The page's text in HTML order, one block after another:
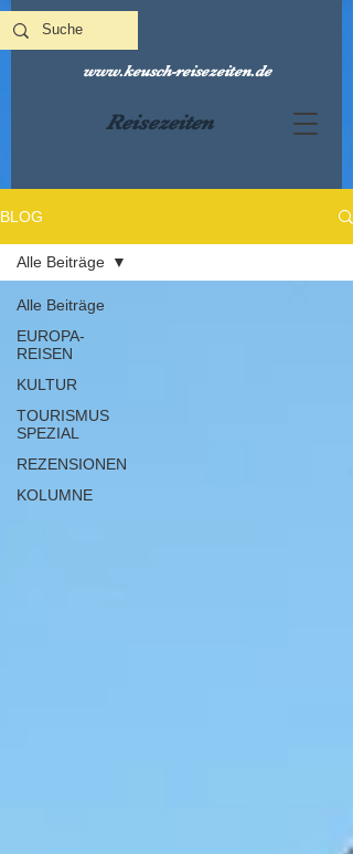
Reisezeiten
www.keusch-reisezeiten.de
BLOG
Alle Beiträge
EUROPA-
REISEN
KULTUR
TOURISMUS
SPEZIAL
REZENSIONEN
KOLUMNE
Alle Beiträge